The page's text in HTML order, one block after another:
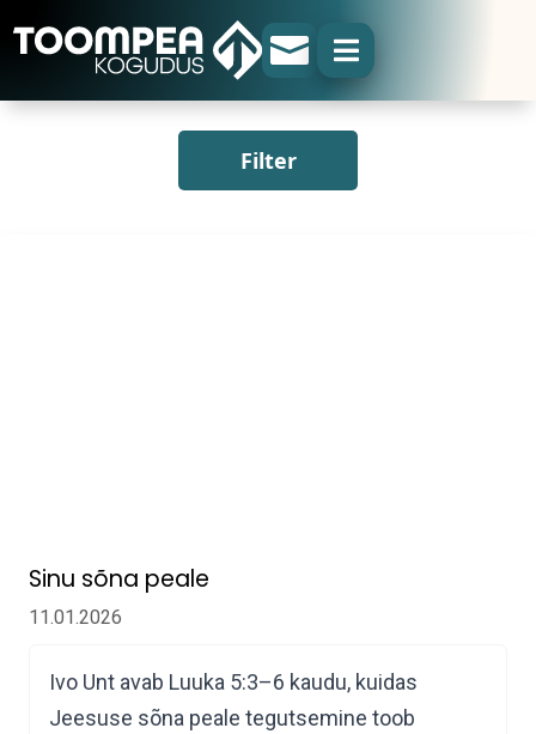
 
Filter
Sinu sõna peale
11.01.2026
Ivo Unt avab Luuka 5:3–6 kaudu, kuidas
Jeesuse sõna peale tegutsemine toob